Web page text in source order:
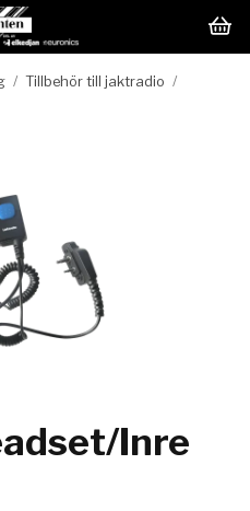
/ Tillbehör till jaktradio /
Inre